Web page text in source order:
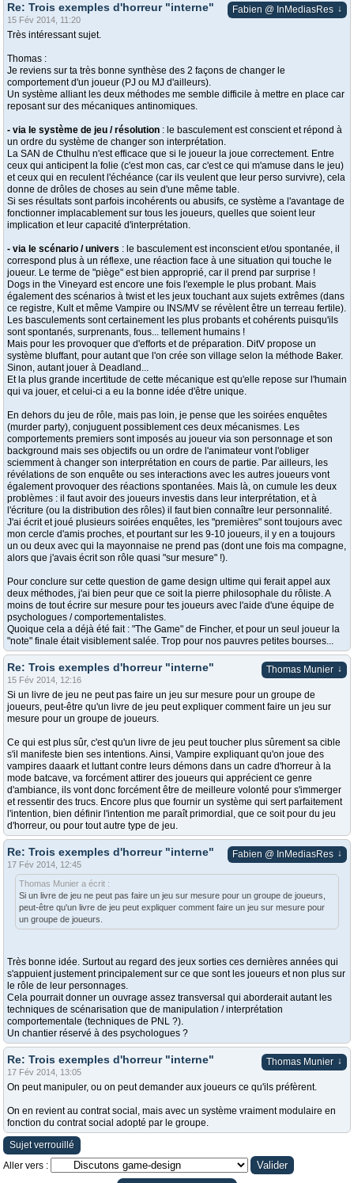
Fabien @ InMediasRes ↓
Re: Trois exemples d'horreur "interne"
15 Fév 2014, 11:20
Très intéressant sujet.
Thomas :
Je reviens sur ta très bonne synthèse des 2 façons de changer le
comportement d'un joueur (PJ ou MJ d'ailleurs).
Un système alliant les deux méthodes me semble difficile à mettre en place car
reposant sur des mécaniques antinomiques.
- via le système de jeu / résolution : le basculement est conscient et répond à
un ordre du système de changer son interprétation.
La SAN de Cthulhu n'est efficace que si le joueur la joue correctement. Entre
ceux qui anticipent la folie (c'est mon cas, car c'est ce qui m'amuse dans le jeu)
et ceux qui en reculent l'échéance (car ils veulent que leur perso survivre), cela
donne de drôles de choses au sein d'une même table.
Si ses résultats sont parfois incohérents ou abusifs, ce système a l'avantage de
fonctionner implacablement sur tous les joueurs, quelles que soient leur
implication et leur capacité d'interprétation.
- via le scénario / univers : le basculement est inconscient et/ou spontanée, il
correspond plus à un réflexe, une réaction face à une situation qui touche le
joueur. Le terme de "piège" est bien approprié, car il prend par surprise !
Dogs in the Vineyard est encore une fois l'exemple le plus probant. Mais
également des scénarios à twist et les jeux touchant aux sujets extrêmes (dans
ce registre, Kult et même Vampire ou INS/MV se révèlent être un terreau fertile).
Les basculements sont certainement les plus probants et cohérents puisqu'ils
sont spontanés, surprenants, fous... tellement humains !
Mais pour les provoquer que d'efforts et de préparation. DitV propose un
système bluffant, pour autant que l'on crée son village selon la méthode Baker.
Sinon, autant jouer à Deadland...
Et la plus grande incertitude de cette mécanique est qu'elle repose sur l'humain
qui va jouer, et celui-ci a eu la bonne idée d'être unique.
En dehors du jeu de rôle, mais pas loin, je pense que les soirées enquêtes
(murder party), conjuguent possiblement ces deux mécanismes. Les
comportements premiers sont imposés au joueur via son personnage et son
background mais ses objectifs ou un ordre de l'animateur vont l'obliger
sciemment à changer son interprétation en cours de partie. Par ailleurs, les
révélations de son enquête ou ses interactions avec les autres joueurs vont
également provoquer des réactions spontanées. Mais là, on cumule les deux
problèmes : il faut avoir des joueurs investis dans leur interprétation, et à
l'écriture (ou la distribution des rôles) il faut bien connaître leur personnalité.
J'ai écrit et joué plusieurs soirées enquêtes, les "premières" sont toujours avec
mon cercle d'amis proches, et pourtant sur les 9-10 joueurs, il y en a toujours
un ou deux avec qui la mayonnaise ne prend pas (dont une fois ma compagne,
alors que j'avais écrit son rôle quasi "sur mesure" !).
Pour conclure sur cette question de game design ultime qui ferait appel aux
deux méthodes, j'ai bien peur que ce soit la pierre philosophale du rôliste. A
moins de tout écrire sur mesure pour tes joueurs avec l'aide d'une équipe de
psychologues / comportementalistes.
Quoique cela a déjà été fait : "The Game" de Fincher, et pour un seul joueur la
"note" finale était visiblement salée. Trop pour nos pauvres petites bourses...
Thomas Munier ↓
Re: Trois exemples d'horreur "interne"
15 Fév 2014, 12:16
Si un livre de jeu ne peut pas faire un jeu sur mesure pour un groupe de
joueurs, peut-être qu'un livre de jeu peut expliquer comment faire un jeu sur
mesure pour un groupe de joueurs.
Ce qui est plus sûr, c'est qu'un livre de jeu peut toucher plus sûrement sa cible
s'il manifeste bien ses intentions. Ainsi, Vampire expliquant qu'on joue des
vampires daaark et luttant contre leurs démons dans un cadre d'horreur à la
mode batcave, va forcément attirer des joueurs qui apprécient ce genre
d'ambiance, ils vont donc forcément être de meilleure volonté pour s'immerger
et ressentir des trucs. Encore plus que fournir un système qui sert parfaitement
l'intention, bien définir l'intention me paraît primordial, que ce soit pour du jeu
d'horreur, ou pour tout autre type de jeu.
Fabien @ InMediasRes ↓
Re: Trois exemples d'horreur "interne"
17 Fév 2014, 12:45
Thomas Munier a écrit :
Si un livre de jeu ne peut pas faire un jeu sur mesure pour un groupe de joueurs,
peut-être qu'un livre de jeu peut expliquer comment faire un jeu sur mesure pour
un groupe de joueurs.
Très bonne idée. Surtout au regard des jeux sorties ces dernières années qui
s'appuient justement principalement sur ce que sont les joueurs et non plus sur
le rôle de leur personnages.
Cela pourrait donner un ouvrage assez transversal qui aborderait autant les
techniques de scénarisation que de manipulation / interprétation
comportementale (techniques de PNL ?).
Un chantier réservé à des psychologues ?
Thomas Munier ↓
Re: Trois exemples d'horreur "interne"
17 Fév 2014, 13:05
On peut manipuler, ou on peut demander aux joueurs ce qu'ils préfèrent.
On en revient au contrat social, mais avec un système vraiment modulaire en
fonction du contrat social adopté par le groupe.
Sujet verrouillé
Aller vers :